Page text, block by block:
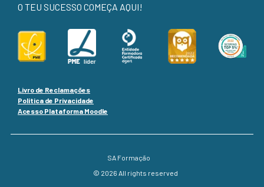
O TEU SUCESSO COMEÇA AQUI!
Livro de Reclamações
Política de Privacidade
Acesso Plataforma Moodle
SA Formação
© 2026 All rights reserved